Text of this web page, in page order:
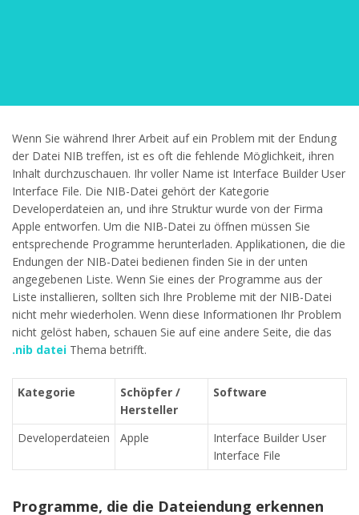
Wenn Sie während Ihrer Arbeit auf ein Problem mit der Endung
der Datei NIB treffen, ist es oft die fehlende Möglichkeit, ihren
Inhalt durchzuschauen. Ihr voller Name ist Interface Builder User
Interface File. Die NIB-Datei gehört der Kategorie
Developerdateien an, und ihre Struktur wurde von der Firma
Apple entworfen. Um die NIB-Datei zu öffnen müssen Sie
entsprechende Programme herunterladen. Applikationen, die die
Endungen der NIB-Datei bedienen finden Sie in der unten
angegebenen Liste. Wenn Sie eines der Programme aus der
Liste installieren, sollten sich Ihre Probleme mit der NIB-Datei
nicht mehr wiederholen. Wenn diese Informationen Ihr Problem
nicht gelöst haben, schauen Sie auf eine andere Seite, die das
.nib datei Thema betrifft.
Kategorie
Schöpfer /
Hersteller
Software
Developerdateien Apple
Interface Builder User
Interface File
Programme, die die Dateiendung erkennen